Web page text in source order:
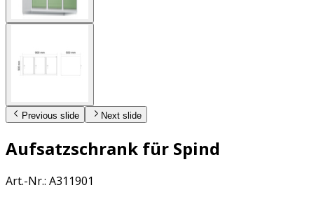
Previous slide Next slide
Aufsatzschrank für Spind
Art.-Nr.: A311901